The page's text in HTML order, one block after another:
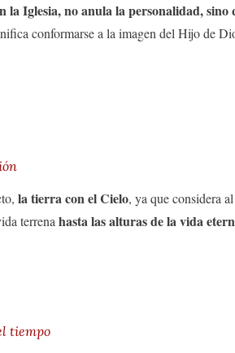
la Iglesia, no anula la personalidad,
conformarse a la imagen del Hijo de
la tierra con el Cielo, ya que considera
terrena hasta las alturas de la vida
tiempo